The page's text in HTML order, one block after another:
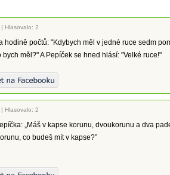
| Hlasovalo: 2
hodině počtů: "Kdybych měl v jedné ruce sedm
bych měl?" A Pepíček se hned hlásí: "Velké ruce!"
| Hlasovalo: 2
„Máš v kapse korunu, dvoukorunu a dva
co budeš mít v kapse?”